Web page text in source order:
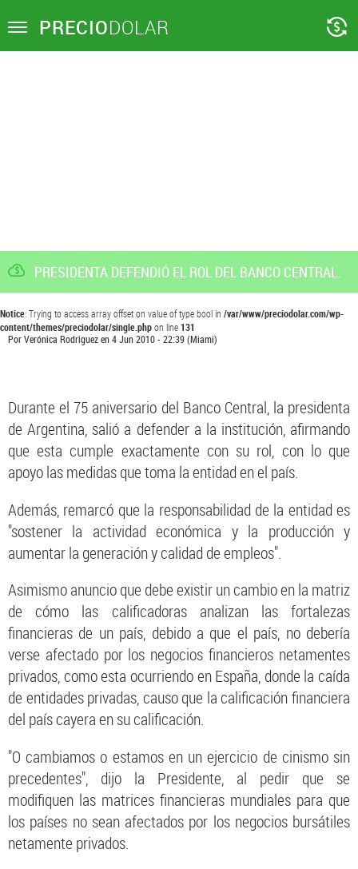
Toggle PRECIODOLAR
PRESIDENTA DEFENDIÓ EL ROL DEL BANCO CENTRAL.
Notice: Trying to access array offset on value of type bool in /var/www/preciodolar.com/wp-
content/themes/preciodolar/single.phpon line131
PorVerónica Rodriguezen4 Jun 2010 - 22:39(Miami)
Durante el 75 aniversario del Banco Central, la presidenta
de Argentina, salió a defender a la institución, afirmando
que esta cumple exactamente con su rol, con lo que
apoyo las medidas que toma la entidad en el país.
Además, remarcó que la responsabilidad de la entidad es
"sostener la actividad económica y la producción y
aumentar la generación y calidad de empleos".
Asimismo anuncio que debe existir un cambio en la matriz
de cómo las calificadoras analizan las fortalezas
financieras de un país, debido a que el país, no debería
verse afectado por los negocios financieros netamentes
privados, como esta ocurriendo en España, donde la caída
de entidades privadas, causo que la calificación financiera
del país cayera en su calificación.
"O cambiamos o estamos en un ejercicio de cinismo sin
precedentes", dijo la Presidente, al pedir que se
modifiquen las matrices financieras mundiales para que
los países no sean afectados por los negocios bursátiles
netamente privados.